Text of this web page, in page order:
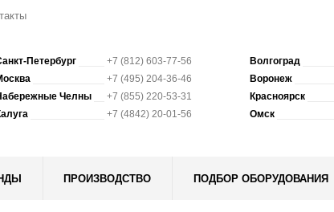
Петербург
+7 (812) 603-77-56
+7 (495) 204-36-46
Челны
+7 (855) 220-53-31
+7 (4842) 20-01-56
Волгоград
Воронеж
Красноярск
Омск
ПРОИЗВОДСТВО ПОДБОР ОБОРУДОВАНИЯ